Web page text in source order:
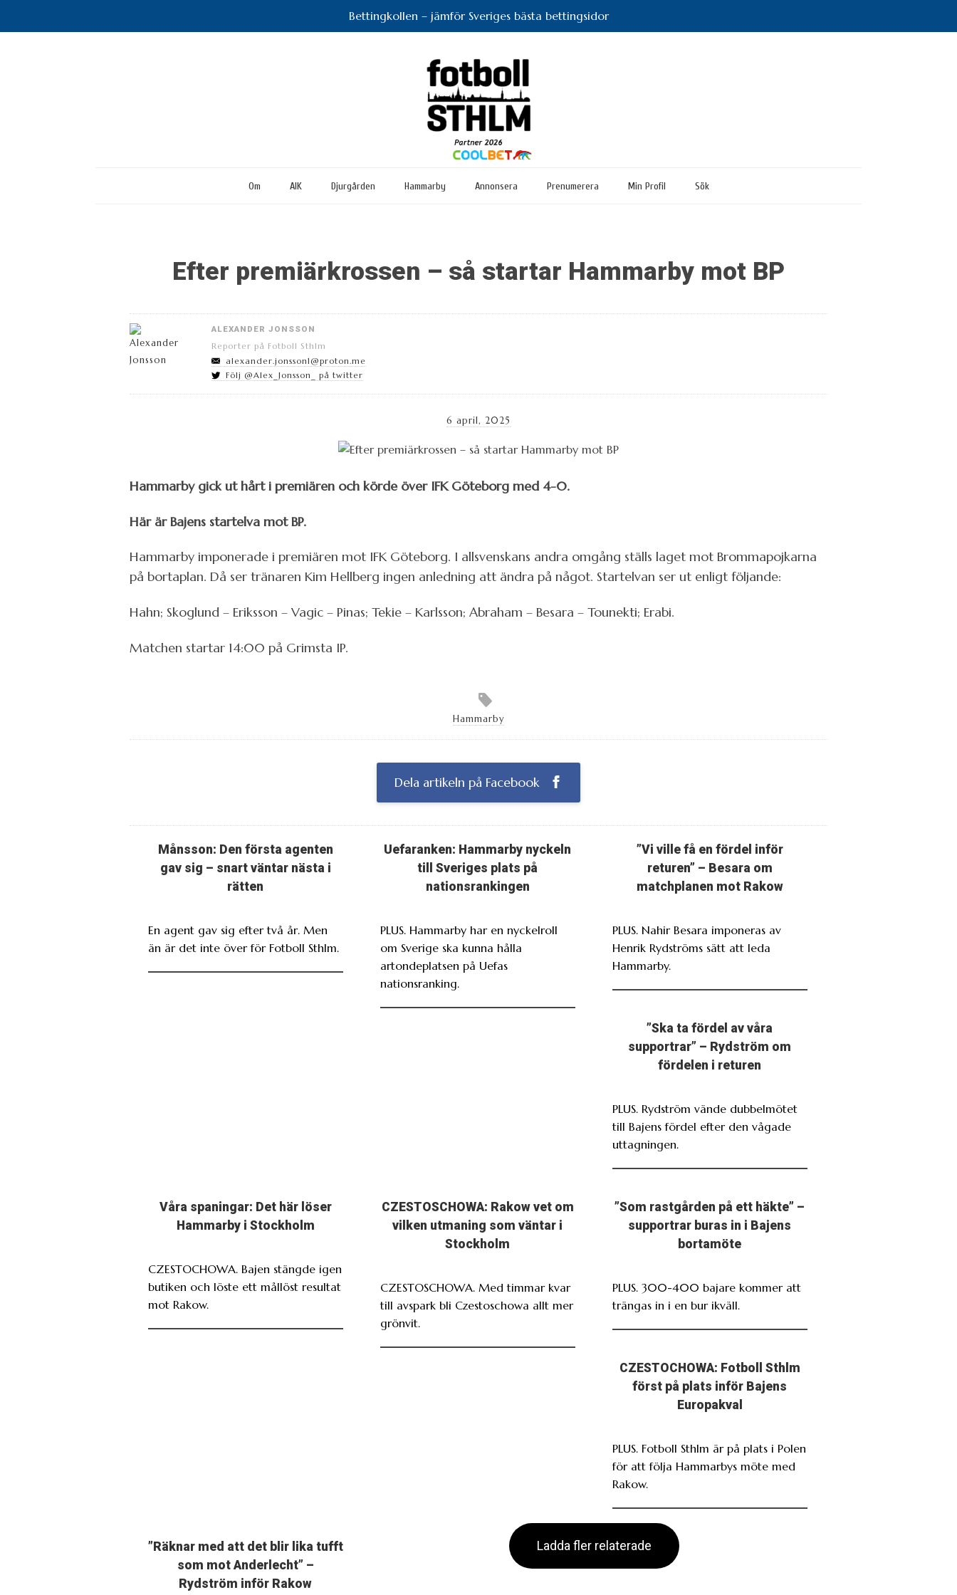
Bettingkollen – jämför Sveriges bästa bettingsidor
Om AIK Djurgården Hammarby Annonsera Prenumerera Min Profil Sök
Efter premiärkrossen – så startar Hammarby mot BP
ALEXANDER JONSSON
Reporter på Fotboll Sthlm
alexander.jonsson1@proton.me
Följ @Alex_Jonsson_ på twitter
6 april, 2025
Hammarby gick ut hårt i premiären och körde över IFK Göteborg med 4-0.
Här är Bajens startelva mot BP.
Hammarby imponerade i premiären mot IFK Göteborg. I allsvenskans andra omgång ställs laget mot Brommapojkarna
på bortaplan. Då ser tränaren Kim Hellberg ingen anledning att ändra på något. Startelvan ser ut enligt följande:
Hahn; Skoglund – Eriksson – Vagic – Pinas; Tekie – Karlsson; Abraham – Besara – Tounekti; Erabi.
Matchen startar 14:00 på Grimsta IP.
Hammarby
Dela artikeln på Facebook
Månsson: Den första agenten
gav sig – snart väntar nästa i
rätten
En agent gav sig efter två år. Men
än är det inte över för Fotboll Sthlm.
Uefaranken: Hammarby nyckeln
till Sveriges plats på
nationsrankingen
PLUS. Hammarby har en nyckelroll
om Sverige ska kunna hålla
artondeplatsen på Uefas
nationsranking.
”Vi ville få en fördel inför
returen” – Besara om
matchplanen mot Rakow
PLUS. Nahir Besara imponeras av
Henrik Rydströms sätt att leda
Hammarby.
”Ska ta fördel av våra
supportrar” – Rydström om
fördelen i returen
PLUS. Rydström vände dubbelmötet
till Bajens fördel efter den vågade
uttagningen.
Våra spaningar: Det här löser
Hammarby i Stockholm
CZESTOCHOWA. Bajen stängde igen
butiken och löste ett mållöst resultat
mot Rakow.
CZESTOSCHOWA: Rakow vet om
vilken utmaning som väntar i
Stockholm
CZESTOSCHOWA. Med timmar kvar
till avspark bli Czestoschowa allt mer
grönvit.
”Som rastgården på ett häkte” –
supportrar buras in i Bajens
bortamöte
PLUS. 300-400 bajare kommer att
trängas in i en bur ikväll.
CZESTOCHOWA: Fotboll Sthlm
först på plats inför Bajens
Europakval
PLUS. Fotboll Sthlm är på plats i Polen
för att följa Hammarbys möte med
Rakow.
”Räknar med att det blir lika tufft
som mot Anderlecht” –
Rydström inför Rakow
Ladda fler relaterade